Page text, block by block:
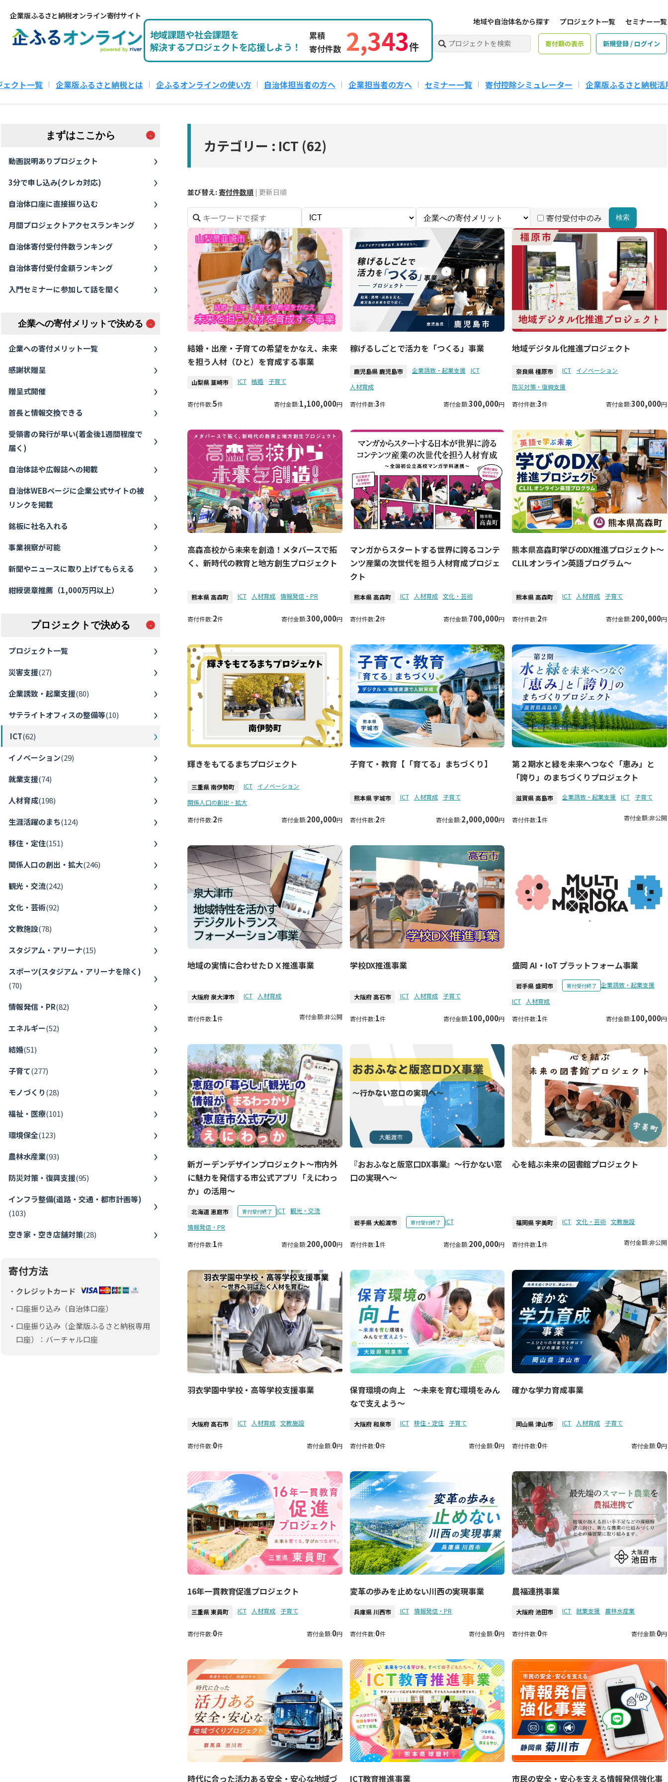
企業版ふるさと納税オンライン寄付サイト
地域課題や社会課題を
解決するプロジェクトを応援しよう！
累積
寄付件数 2,343件
地域や自治体名から探す プロジェクト一覧 セミナー一覧
寄付額の表示 新規登録 / ログイン
ェクト一覧 企業版ふるさと納税とは 企ふるオンラインの使い方 自治体担当者の方へ 企業担当者の方へ セミナー一覧 寄付控除シミュレーター 企業版ふるさと納税活
まずはここから
動画説明ありプロジェクト
3分で申し込み(クレカ対応)
自治体口座に直接振り込む
月間プロジェクトアクセスランキング
自治体寄付受付件数ランキング
自治体寄付受付金額ランキング
入門セミナーに参加して話を聞く
企業への寄付メリットで決める
企業への寄付メリット一覧
感謝状贈呈
贈呈式開催
首長と情報交換できる
受領書の発行が早い(着金後1週間程度で
届く)
自治体誌や広報誌への掲載
自治体WEBページに企業公式サイトの被
リンクを掲載
銘板に社名入れる
事業視察が可能
新聞やニュースに取り上げてもらえる
紺綬褒章推薦（1,000万円以上）
プロジェクトで決める
プロジェクト一覧
災害支援(27)
企業誘致・起業支援(80)
サテライトオフィスの整備等(10)
ICT(62)
イノベーション(29)
就業支援(74)
人材育成(198)
生涯活躍のまち(124)
移住・定住(151)
関係人口の創出・拡大(246)
観光・交流(242)
文化・芸術(92)
文教施設(78)
スタジアム・アリーナ(15)
スポーツ(スタジアム・アリーナを除く)
(70)
情報発信・PR(82)
エネルギー(52)
結婚(51)
子育て(277)
モノづくり(28)
福祉・医療(101)
環境保全(123)
農林水産業(93)
防災対策・復興支援(95)
インフラ整備(道路・交通・都市計画等)
(103)
空き家・空き店舗対策(28)
寄付方法
クレジットカード
口座振り込み（自治体口座）
口座振り込み（企業版ふるさと納税専用
口座）：バーチャル口座
カテゴリー : ICT (62)
並び替え: 寄付件数順 | 更新日順
寄付受付中のみ 検索
結婚・出産・子育ての希望をかなえ、未来
を担う人材（ひと）を育成する事業
山梨県 韮崎市 ICT 結婚 子育て
寄付件数:5件 寄付金額:1,100,000円
稼げるしごとで活力を「つくる」事業
鹿児島県 鹿児島市 企業誘致・起業支援
ICT
人材育成
寄付件数:3件 寄付金額:300,000円
地域デジタル化推進プロジェクト
奈良県 橿原市 ICT
イノベーション
防災対策・復興支援
寄付件数:3件 寄付金額:300,000円
高森高校から未来を創造！メタバースで拓
く、新時代の教育と地方創生プロジェクト
熊本県 高森町 ICT 人材育成 情報発信・PR
寄付件数:2件 寄付金額:300,000円
マンガからスタートする世界に誇るコンテ
ンツ産業の次世代を担う人材育成プロジェ
クト
熊本県 高森町 ICT 人材育成 文化・芸術
寄付件数:2件 寄付金額:700,000円
熊本県高森町学びのDX推進プロジェクト～
CLILオンライン英語プログラム～
熊本県 高森町 ICT 人材育成 子育て
寄付件数:2件 寄付金額:200,000円
輝きをもてるまちプロジェクト
三重県 南伊勢町 ICT
イノベーション
関係人口の創出・拡大
寄付件数:2件 寄付金額:200,000円
子育て・教育【「育てる」まちづくり】
熊本県 宇城市 ICT 人材育成 子育て
寄付件数:2件 寄付金額:2,000,000円
第２期水と緑を未来へつなぐ「恵み」と
「誇り」のまちづくりプロジェクト
滋賀県 高島市 企業誘致・起業支援 ICT 子育て
寄付件数:1件 寄付金額:非公開
地域の実情に合わせたＤＸ推進事業
大阪府 泉大津市 ICT 人材育成
寄付件数:1件 寄付金額:非公開
学校DX推進事業
大阪府 高石市 ICT 人材育成 子育て
寄付件数:1件 寄付金額:100,000円
盛岡 AI・IoT プラットフォーム事業
岩手県 盛岡市 寄付受付終了
企業誘致・起業支援
ICT
人材育成
寄付件数:1件 寄付金額:100,000円
新ガーデンデザインプロジェクト～市内外
に魅力を発信する市公式アプリ「えにわっ
か」の活用～
北海道 恵庭市 寄付受付終了 ICT 観光・交流
情報発信・PR
寄付件数:1件 寄付金額:200,000円
『おおふなと版窓口DX事業』～行かない窓
口の実現へ～
岩手県 大船渡市 寄付受付終了 ICT
寄付件数:1件 寄付金額:200,000円
心を結ぶ未来の図書館プロジェクト
福岡県 宇美町 ICT 文化・芸術 文教施設
寄付件数:1件 寄付金額:非公開
羽衣学園中学校・高等学校支援事業
大阪府 高石市 ICT 人材育成 文教施設
寄付件数:0件 寄付金額:0円
保育環境の向上 ～未来を育む環境をみん
なで支えよう～
大阪府 和泉市 ICT 移住・定住 子育て
寄付件数:0件 寄付金額:0円
確かな学力育成事業
岡山県 津山市 ICT 人材育成 子育て
寄付件数:0件 寄付金額:0円
16年一貫教育促進プロジェクト
三重県 東員町 ICT 人材育成 子育て
寄付件数:0件 寄付金額:0円
変革の歩みを止めない川西の実現事業
兵庫県 川西市 ICT 情報発信・PR
寄付件数:0件 寄付金額:0円
農福連携事業
大阪府 池田市 ICT 就業支援 農林水産業
寄付件数:0件 寄付金額:0円
時代に合った活力ある安全・安心な地域づ ICT教育推進事業 市民の安全・安心を支える情報発信強化事